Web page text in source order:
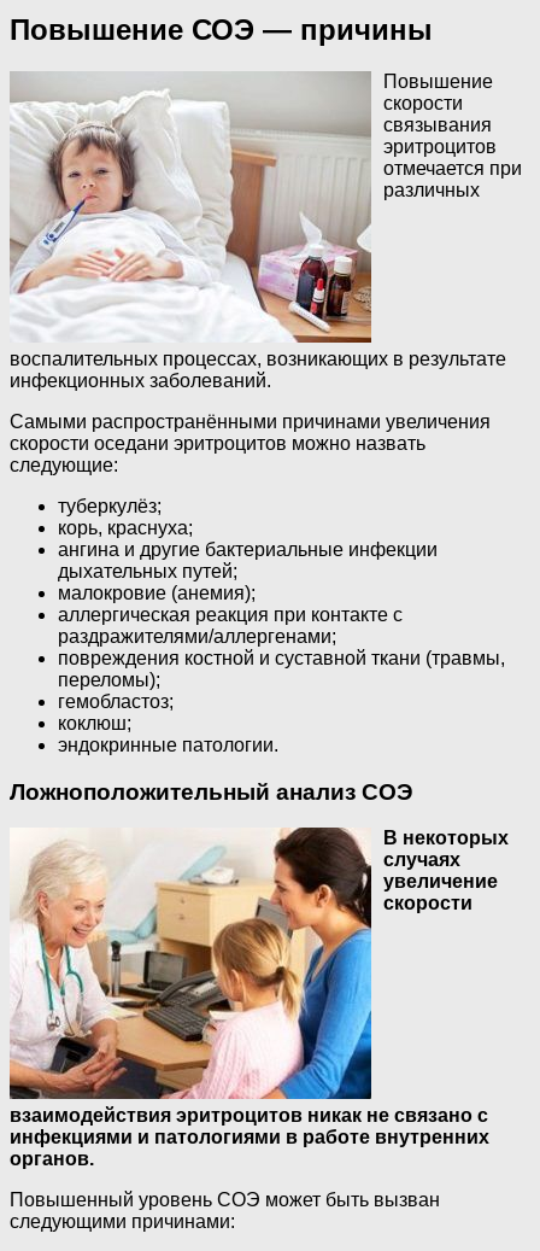
Повышение СОЭ — причины
Повышение
скорости
связывания
эритроцитов
отмечается при
различных
воспалительных процессах, возникающих в результате
инфекционных заболеваний.
Самыми распространёнными причинами увеличения
скорости оседани эритроцитов можно назвать
следующие:
туберкулёз;
корь, краснуха;
ангина и другие бактериальные инфекции
дыхательных путей;
малокровие (анемия);
аллергическая реакция при контакте с
раздражителями/аллергенами;
повреждения костной и суставной ткани (травмы,
переломы);
гемобластоз;
коклюш;
эндокринные патологии.
Ложноположительный анализ СОЭ
В некоторых
случаях
увеличение
скорости
взаимодействия эритроцитов никак не связано с
инфекциями и патологиями в работе внутренних
органов.
Повышенный уровень СОЭ может быть вызван
следующими причинами: